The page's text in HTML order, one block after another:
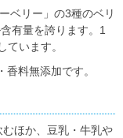
ベリー」の3種のベリ
有量を誇ります。1
います。
料無添加です。
ほか、豆乳・牛乳や